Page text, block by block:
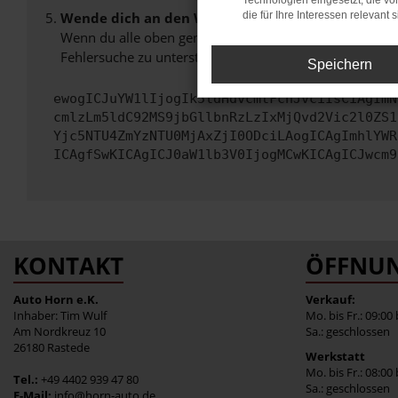
Wende dich an den Webseitenbetreiber.
Wenn du alle oben genannten Schritte versucht hast,
Fehlersuche zu unterstützen:
KONTAKT
Auto Horn e.K.
Inhaber: Tim Wulf
Am Nordkreuz 10
26180 Rastede
Tel.: +49 4402 939 47 80
Verkauf:
Mo. bis Fr.: 09:00
Sa.: geschlossen
Werkstatt
Mo. bis Fr.: 08:00
Sa.: geschlossen
die für Ihre Interessen relevant
Speichern